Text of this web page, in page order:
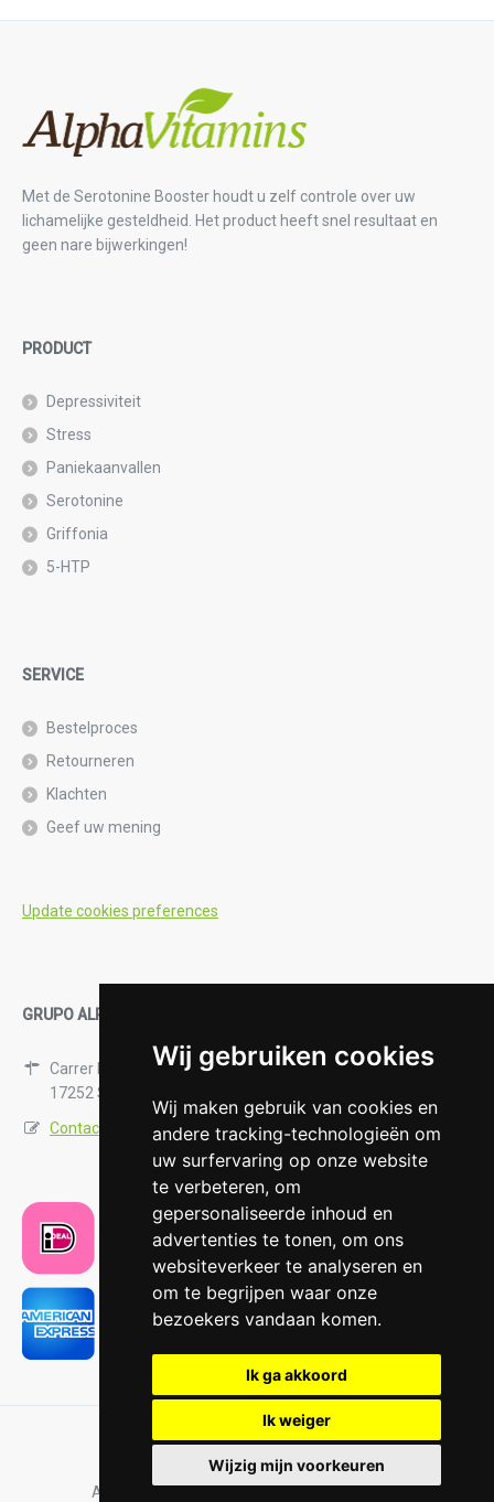
Wij gebruiken cookies
Wij maken gebruik van cookies en
andere tracking-technologieën om
uw surfervaring op onze website
te verbeteren, om
gepersonaliseerde inhoud en
advertenties te tonen, om ons
websiteverkeer te analyseren en
om te begrijpen waar onze
bezoekers vandaan komen.
Ik ga akkoord
Ik weiger
Wijzig mijn voorkeuren
Met de Serotonine Booster houdt u zelf controle over uw
lichamelijke gesteldheid. Het product heeft snel resultaat en
geen nare bijwerkingen!
PRODUCT
Depressiviteit
Stress
Paniekaanvallen
Serotonine
Griffonia
5-HTP
SERVICE
Bestelproces
Retourneren
Klachten
Geef uw mening
Update cookies preferences
GRUPO ALPHA14, S.L.
Carrer Mestra Numància 12-1
17252 Sant Antonio de Calonge, Spain
Contactformulier
Copyright © DutchDogs, S.L.
Algemene Voorwaarden